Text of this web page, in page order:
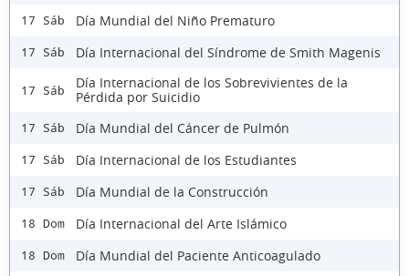
17 Sáb Día Mundial del Niño Prematuro
17 Sáb Día Internacional del Síndrome de Smith Magenis
17 Sáb
Día Internacional de los Sobrevivientes de la
Pérdida por Suicidio
17 Sáb Día Mundial del Cáncer de Pulmón
17 Sáb Día Internacional de los Estudiantes
17 Sáb Día Mundial de la Construcción
18 Dom Día Internacional del Arte Islámico
18 Dom Día Mundial del Paciente Anticoagulado